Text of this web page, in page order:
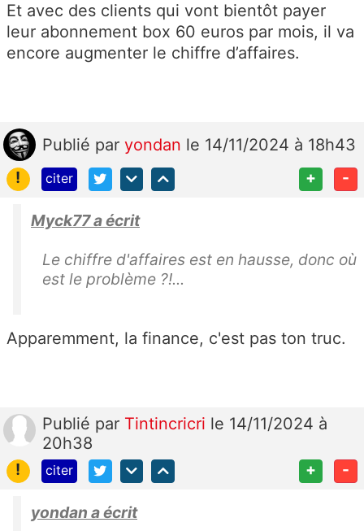
Et avec des clients qui vont bientôt payer
leur abonnement box 60 euros par mois, il va
encore augmenter le chiffre d’affaires.
Publié par yondan le 14/11/2024 à 18h43
!
citer + -
Myck77 a écrit
Le chiffre d'affaires est en hausse, donc où
est le problème ?!...
Apparemment, la finance, c'est pas ton truc.
Publié par Tintincricri le 14/11/2024 à
20h38
!
citer + -
yondan a écrit